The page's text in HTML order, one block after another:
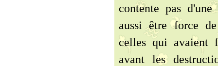
contente pas
aussi être force
celles qui avaient
avant les